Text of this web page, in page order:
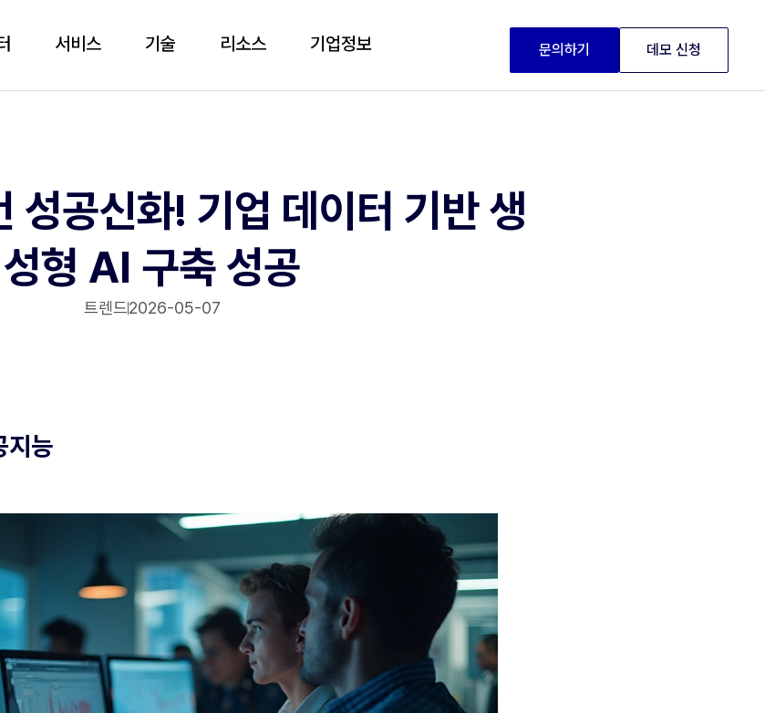
서비스 기술 리소스 기업정보 문의하기 데모 신청
성공신화! 기업 데이터 기반 생
성형 AI 구축 성공
트렌드2026-05-07
지능